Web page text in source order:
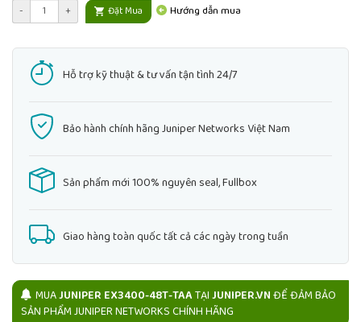
- + Đặt Mua Hướng dẫn mua
Hỗ trợ kỹ thuật & tư vấn tận tình 24/7
Bảo hành chính hãng Juniper Networks Việt Nam
Sản phẩm mới 100% nguyên seal, Fullbox
Giao hàng toàn quốc tất cả các ngày trong tuần
MUAJUNIPER EX3400-48T-TAATẠIJUNIPER.VNĐỂ ĐẢM BẢO
SẢN PHẨM JUNIPER NETWORKS CHÍNH HÃNG